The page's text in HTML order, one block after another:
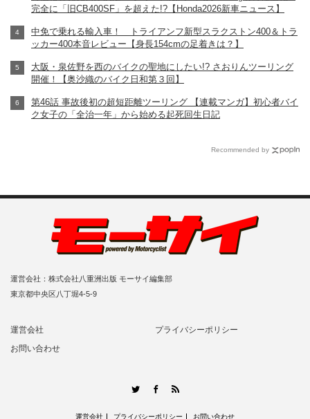
完全に「旧CB400SF」を超えた!?【Honda2026新車ニュース】
中免で乗れる輸入車！ トライアンフ新型スラクストン400＆トラ
ッカー400本音レビュー【身長154cmの足着きは？】
大阪・泉佐野を西のバイクの聖地にしたい!? さおりんツーリング
開催！【奥沙織のバイク日和第３回】
第46話 事故後初の超短距離ツーリング 【連載マンガ】初心者バイ
ク女子の「全治一年」から始める起死回生日記
Recommended by
運営会社：株式会社八重洲出版 モーサイ編集部
東京都中央区八丁堀4-5-9
運営会社
プライバシーポリシー
お問い合わせ
TwitterFacebook
運営会社 プライバシーポリシー お問い合わせ